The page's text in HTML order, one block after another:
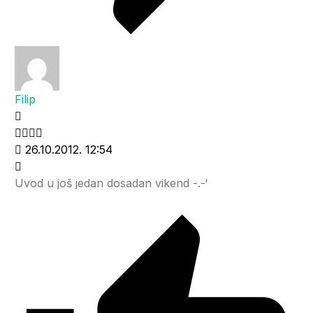
Filip
26.10.2012. 12:54
Uvod u još jedan dosadan vikend -.-‘